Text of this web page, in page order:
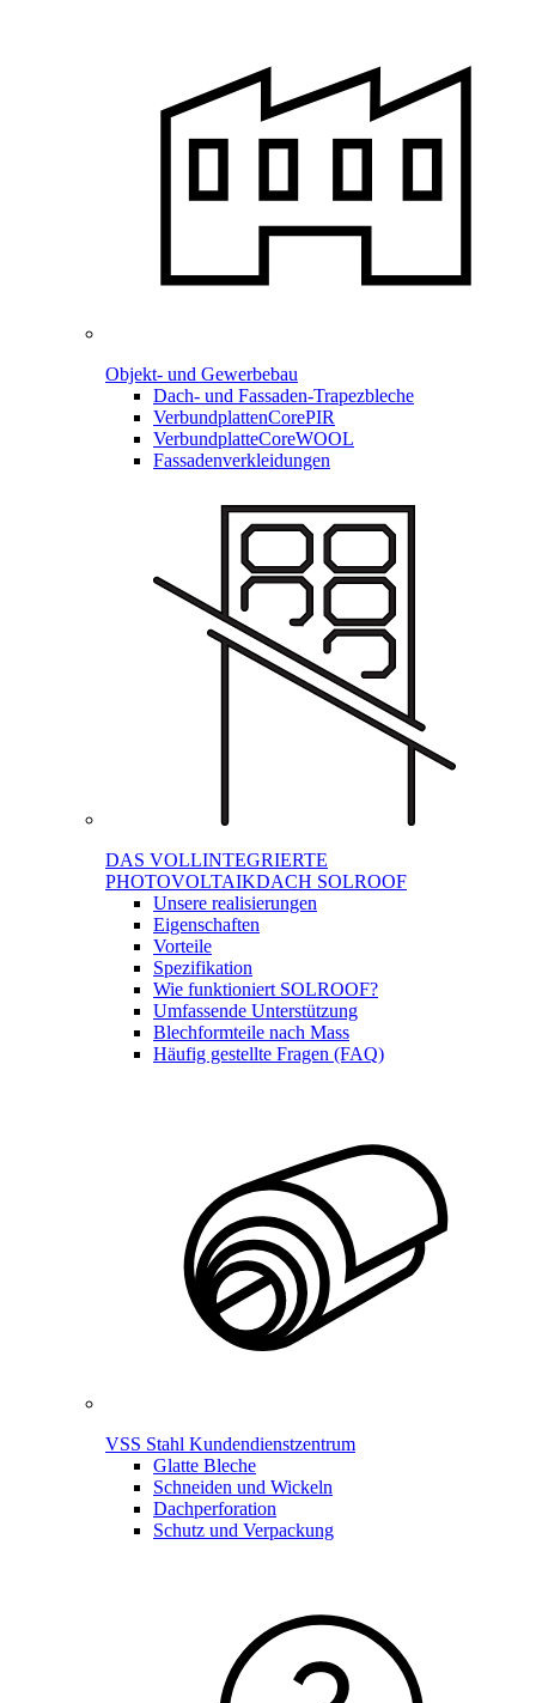
Objekt- und Gewerbebau
Dach- und Fassaden-Trapezbleche
VerbundplattenCorePIR
VerbundplatteCoreWOOL
Fassadenverkleidungen
DAS VOLLINTEGRIERTE
PHOTOVOLTAIKDACH SOLROOF
Unsere realisierungen
Eigenschaften
Vorteile
Spezifikation
Wie funktioniert SOLROOF?
Umfassende Unterstützung
Blechformteile nach Mass
Häufig gestellte Fragen (FAQ)
VSS Stahl Kundendienstzentrum
Glatte Bleche
Schneiden und Wickeln
Dachperforation
Schutz und Verpackung